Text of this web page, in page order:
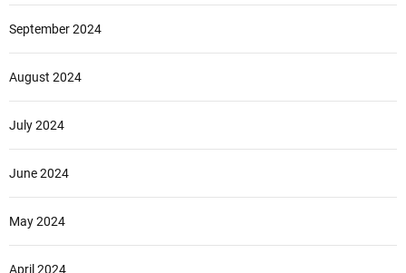
September 2024
August 2024
July 2024
June 2024
May 2024
April 2024